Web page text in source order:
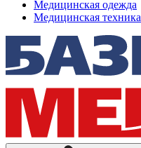
Медицинская одежда
Медицинская техника